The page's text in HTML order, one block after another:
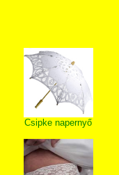
Csipke napernyő